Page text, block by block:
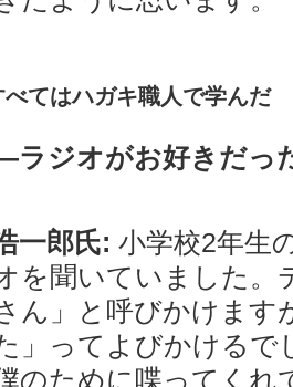
べてはハガキ職人で学
ジオがお好きだっ
一郎氏: 小学校2年生
を聞いていました。
ん」と呼びかけます
」ってよびかけるで
のために喋ってくれ